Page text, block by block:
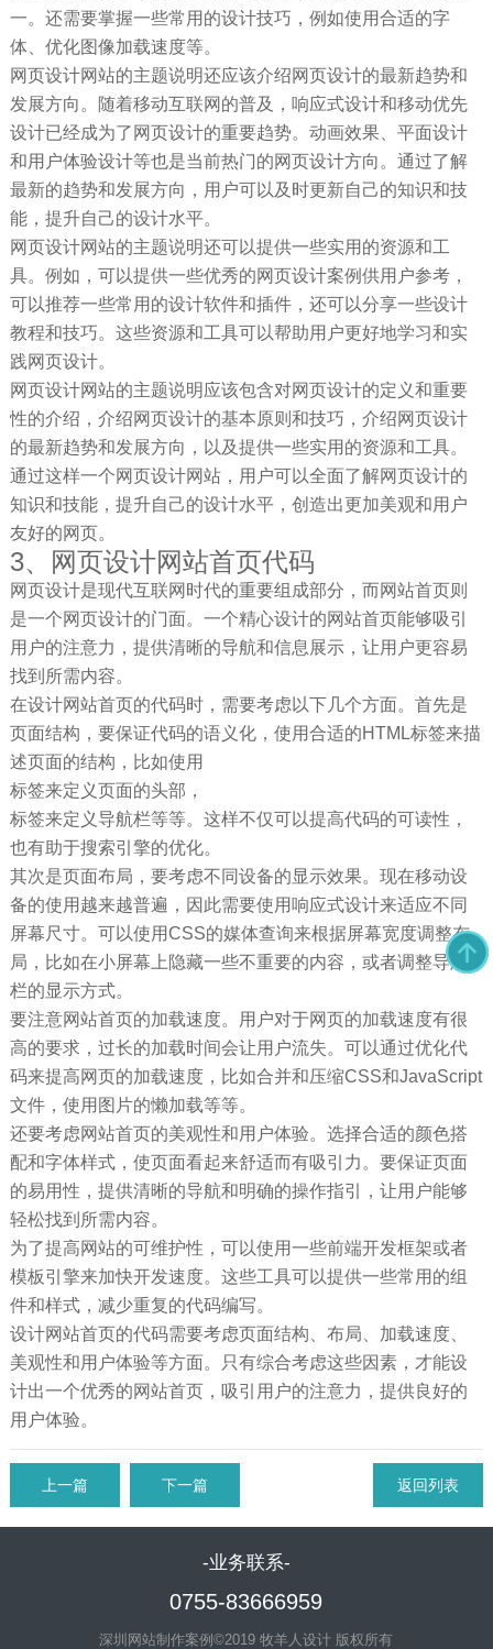
一。还需要掌握一些常用的设计技巧，例如使用合适的字
体、优化图像加载速度等。
网页设计网站的主题说明还应该介绍网页设计的最新趋势和
发展方向。随着移动互联网的普及，响应式设计和移动优先
设计已经成为了网页设计的重要趋势。动画效果、平面设计
和用户体验设计等也是当前热门的网页设计方向。通过了解
最新的趋势和发展方向，用户可以及时更新自己的知识和技
能，提升自己的设计水平。
网页设计网站的主题说明还可以提供一些实用的资源和工
具。例如，可以提供一些优秀的网页设计案例供用户参考，
可以推荐一些常用的设计软件和插件，还可以分享一些设计
教程和技巧。这些资源和工具可以帮助用户更好地学习和实
践网页设计。
网页设计网站的主题说明应该包含对网页设计的定义和重要
性的介绍，介绍网页设计的基本原则和技巧，介绍网页设计
的最新趋势和发展方向，以及提供一些实用的资源和工具。
通过这样一个网页设计网站，用户可以全面了解网页设计的
知识和技能，提升自己的设计水平，创造出更加美观和用户
友好的网页。
3、网页设计网站首页代码
网页设计是现代互联网时代的重要组成部分，而网站首页则
是一个网页设计的门面。一个精心设计的网站首页能够吸引
用户的注意力，提供清晰的导航和信息展示，让用户更容易
找到所需内容。
在设计网站首页的代码时，需要考虑以下几个方面。首先是
页面结构，要保证代码的语义化，使用合适的HTML标签来描
述页面的结构，比如使用
标签来定义页面的头部，
标签来定义导航栏等等。这样不仅可以提高代码的可读性，
也有助于搜索引擎的优化。
其次是页面布局，要考虑不同设备的显示效果。现在移动设
备的使用越来越普遍，因此需要使用响应式设计来适应不同
屏幕尺寸。可以使用CSS的媒体查询来根据屏幕宽度调整布
局，比如在小屏幕上隐藏一些不重要的内容，或者调整导航
栏的显示方式。
要注意网站首页的加载速度。用户对于网页的加载速度有很
高的要求，过长的加载时间会让用户流失。可以通过优化代
码来提高网页的加载速度，比如合并和压缩CSS和JavaScript
文件，使用图片的懒加载等等。
还要考虑网站首页的美观性和用户体验。选择合适的颜色搭
配和字体样式，使页面看起来舒适而有吸引力。要保证页面
的易用性，提供清晰的导航和明确的操作指引，让用户能够
轻松找到所需内容。
为了提高网站的可维护性，可以使用一些前端开发框架或者
模板引擎来加快开发速度。这些工具可以提供一些常用的组
件和样式，减少重复的代码编写。
设计网站首页的代码需要考虑页面结构、布局、加载速度、
美观性和用户体验等方面。只有综合考虑这些因素，才能设
计出一个优秀的网站首页，吸引用户的注意力，提供良好的
用户体验。
上一篇 下一篇 返回列表
-业务联系-
0755-83666959
深圳网站制作案例©2019 牧羊人设计 版权所有